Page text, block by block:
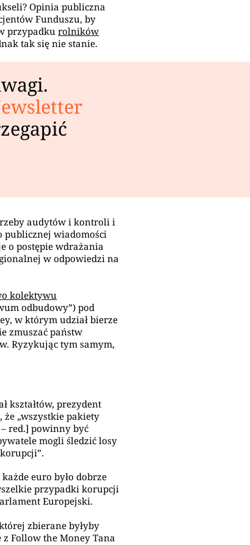
Opinia publiczna
Funduszu, by
przypadkurolników
tak się nie stanie.
audytów i kontroli i
publicznej wiadomości
o postępie wdrażania
w odpowiedzi na
kolektywu
odbudowy”) pod
w którym udział bierze
zmuszać państw
Ryzykując tym samym,
kształtów, prezydent
, że „wszystkie pakiety
red.] powinny być
mogli śledzić losy
euro było dobrze
przypadki korupcji
Europejski.
zbierane byłyby
Follow the Money Tana